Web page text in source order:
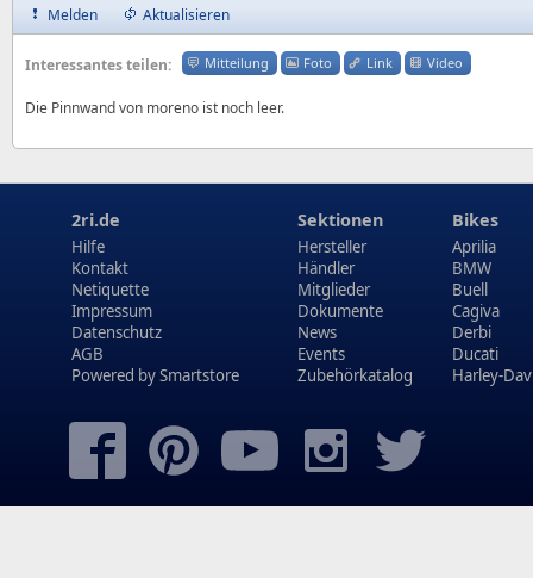
Melden
Aktualisieren
Interessantes teilen: Mitteilung Foto Link Video
Die Pinnwand von moreno ist noch leer.
2ri.de
Hilfe
Kontakt
Netiquette
Impressum
Datenschutz
AGB
Powered bySmartstore
Sektionen
Hersteller
Händler
Mitglieder
Dokumente
News
Events
Zubehörkatalog
Bikes
Aprilia
BMW
Buell
Cagiva
Derbi
Ducati
Harley-